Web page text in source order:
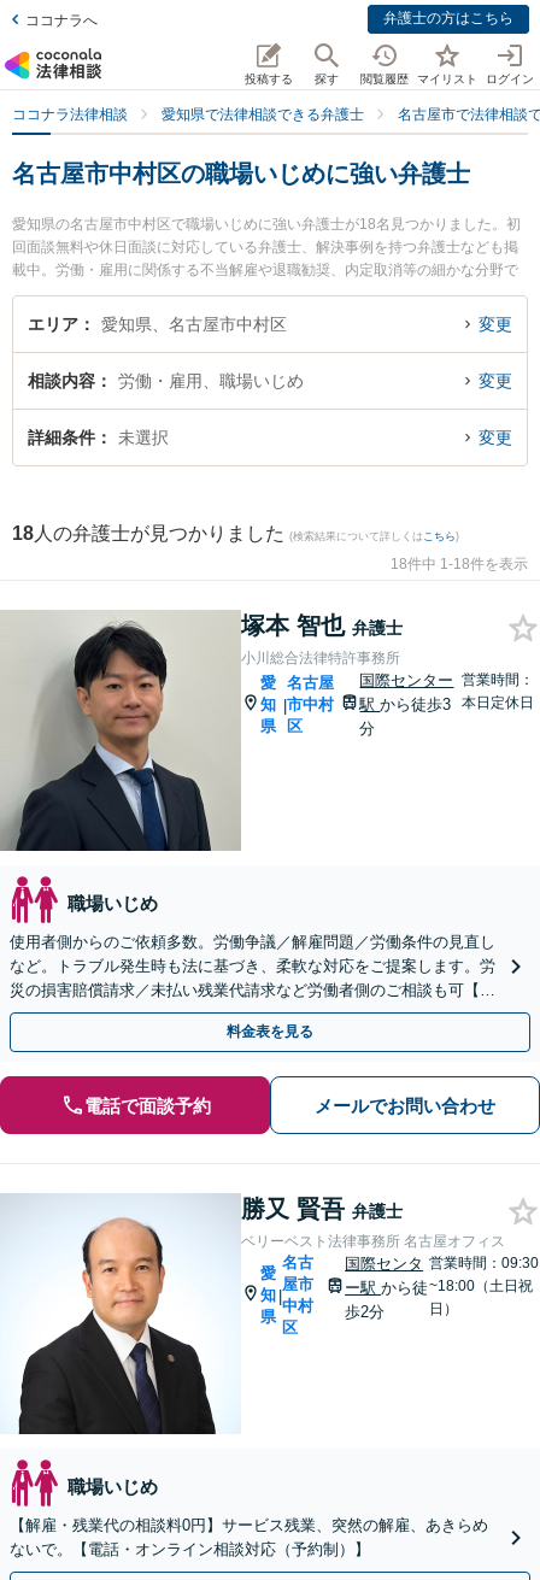
ココナラへ 弁護士の方はこちら
投稿する 探す 閲覧履歴 マイリスト ログイン
ココナラ法律相談 愛知県で法律相談できる弁護士 名古屋市で法律相談
名古屋市中村区の職場いじめに強い弁護士
愛知県の名古屋市中村区で職場いじめに強い弁護士が18名見つかりました。初
回面談無料や休日面談に対応している弁護士、解決事例を持つ弁護士なども掲
載中。労働・雇用に関係する不当解雇や退職勧奨、内定取消等の細かな分野で
の絞り込み検索もでき便利です。特に小川総合法律特許事務所の塚本 智也弁護
士やベリーベスト法律事務所 名古屋オフィスの勝又 賢吾弁護士、ベリーベスト
職場いじめのトラブルを今すぐに弁護士に相談したい』『職場いじめのトラブ
ル解決の実績豊富な近くの弁護士を検索したい』『初回相談無料で職場いじめ
を法律相談できる名古屋市中村区内の弁護士に相談予約したい』などでお困り
エリア 愛知県、名古屋市中村区 変更
相談内容 労働・雇用、職場いじめ 変更
詳細条件 未選択 変更
18 人の弁護士が見つかりました (検索結果について詳しくは こちら)
18件中 1-18件を表示
塚本 智也 弁護士
小川総合法律特許事務所
愛
知
県
|
名古屋
市中村
区
国際センター
駅から徒歩3
分
営業時間：
本日定休日
職場いじめ
使用者側からのご依頼多数。労働争議／解雇問題／労働条件の見直し
など。トラブル発生時も法に基づき、柔軟な対応をご提案します。労
災の損害賠償請求／未払い残業代請求など労働者側のご相談も可【休
日対応可能】【電話・WEB面談】
料金表を見る
電話で面談予約 メールでお問い合わせ
勝又 賢吾 弁護士
ベリーベスト法律事務所 名古屋オフィス
愛
知
県
|
名古
屋市
中村
区
国際センタ
ー駅から徒
歩2分
営業時間：09:30
~18:00（土日祝
日）
職場いじめ
【解雇・残業代の相談料0円】サービス残業、突然の解雇、あきらめ
ないで。【電話・オンライン相談対応（予約制）】